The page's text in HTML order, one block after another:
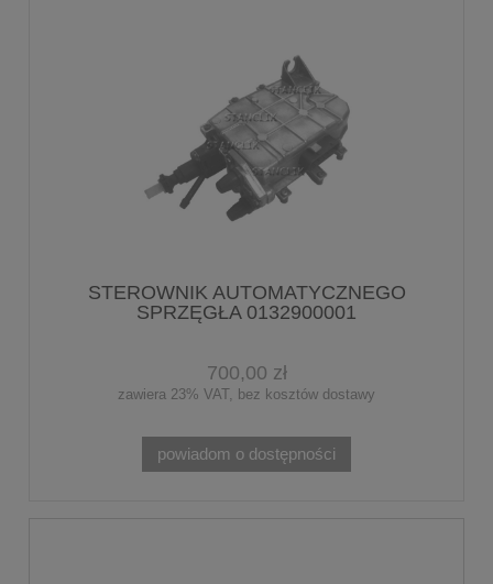
STEROWNIK AUTOMATYCZNEGO
SPRZĘGŁA 0132900001
700,00 zł
zawiera 23% VAT, bez kosztów dostawy
powiadom o dostępności